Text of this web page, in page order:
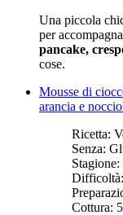
Una piccola
per
pancake,
cose.
Mousse di
arancia e
Ricetta:
Senza:
Stagione:
Difficoltà:
Cottura: 5